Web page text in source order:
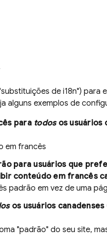
de i18n")
alguns exemplos de
para todosos usuários
em francês
para usuários que
conteúdo em francês
padrão em vez de uma
os usuários
"padrão" do seu site,